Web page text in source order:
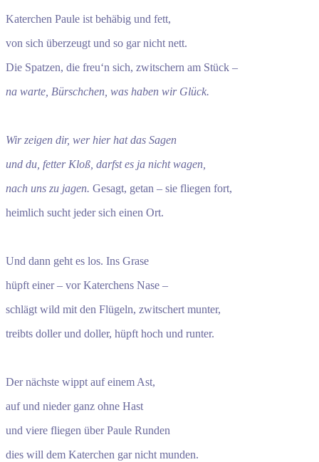
Katerchen Paule ist behäbig und fett,
von sich überzeugt und so gar nicht nett.
Die Spatzen, die freu‘n sich, zwitschern am Stück –
na warte, Bürschchen, was haben wir Glück.
Wir zeigen dir, wer hier hat das Sagen
und du, fetter Kloß, darfst es ja nicht wagen,
nach uns zu jagen. Gesagt, getan – sie fliegen fort,
heimlich sucht jeder sich einen Ort.
Und dann geht es los. Ins Grase
hüpft einer – vor Katerchens Nase –
schlägt wild mit den Flügeln, zwitschert munter,
treibts doller und doller, hüpft hoch und runter.
Der nächste wippt auf einem Ast,
auf und nieder ganz ohne Hast
und viere fliegen über Paule Runden
dies will dem Katerchen gar nicht munden.